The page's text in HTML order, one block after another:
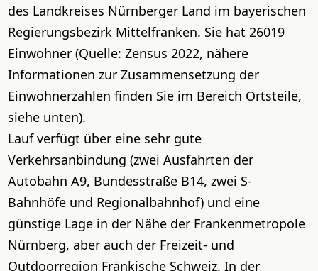
des Landkreises Nürnberger Land im bayerischen
Regierungsbezirk Mittelfranken. Sie hat 26019
Einwohner (Quelle: Zensus 2022, nähere
Informationen zur Zusammensetzung der
Einwohnerzahlen finden Sie im Bereich Ortsteile,
siehe unten).
Lauf verfügt über eine sehr gute
Verkehrsanbindung (zwei Ausfahrten der
Autobahn A9, Bundesstraße B14, zwei S-
Bahnhöfe und Regionalbahnhof) und eine
günstige Lage in der Nähe der Frankenmetropole
Nürnberg, aber auch der Freizeit- und
Outdoorregion Fränkische Schweiz. In der